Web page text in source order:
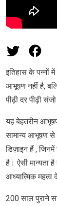
इतिहास के पन्नों में
आभूषण नहीं है,
पीढ़ी दर पीढ़ी
यह बेहतरीन
सामान्य आभूषण से
डिज़ाइन हैं ,
है। ऐसी मान्यता
आध्यात्मिक महत्व
200 साल पुराने